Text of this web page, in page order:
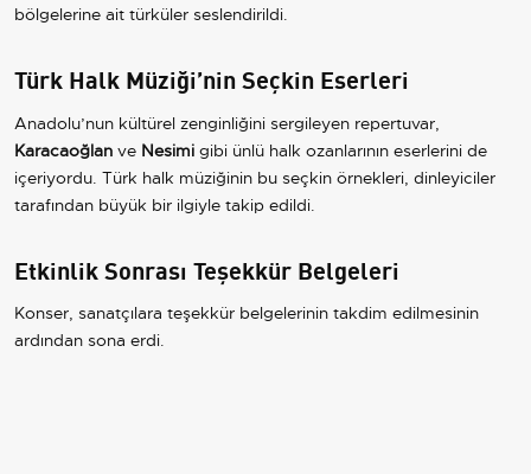
bölgelerine ait türküler seslendirildi.
Türk Halk Müziği’nin Seçkin Eserleri
Anadolu’nun kültürel zenginliğini sergileyen repertuvar,
Karacaoğlan ve Nesimi gibi ünlü halk ozanlarının eserlerini de
içeriyordu. Türk halk müziğinin bu seçkin örnekleri, dinleyiciler
tarafından büyük bir ilgiyle takip edildi.
Etkinlik Sonrası Teşekkür Belgeleri
Konser, sanatçılara teşekkür belgelerinin takdim edilmesinin
ardından sona erdi.